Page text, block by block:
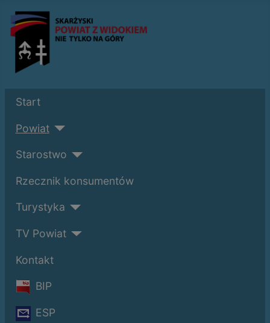
Start
Powiat
Starostwo
Rzecznik konsumentów
Turystyka
TV Powiat
Kontakt
BIP
ESP